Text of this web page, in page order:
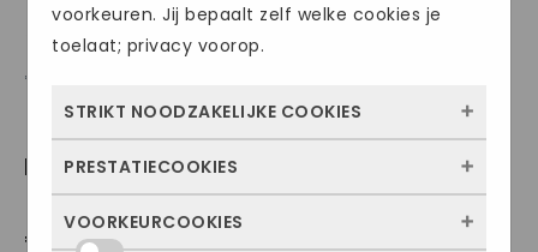
LOINTS001
€ 149.95
voorkeuren. Jij bepaalt zelf welke cookies je
toelaat; privacy voorop.
STRIKT NOODZAKELIJKE COOKIES
Deze cookies zorgen ervoor dat de website
kunnen niet worden uitgezet. Meestal
PRESTATIECOOKIES
Met deze cookies zien we hoe vaak onze
VOORKEURCOOKIES